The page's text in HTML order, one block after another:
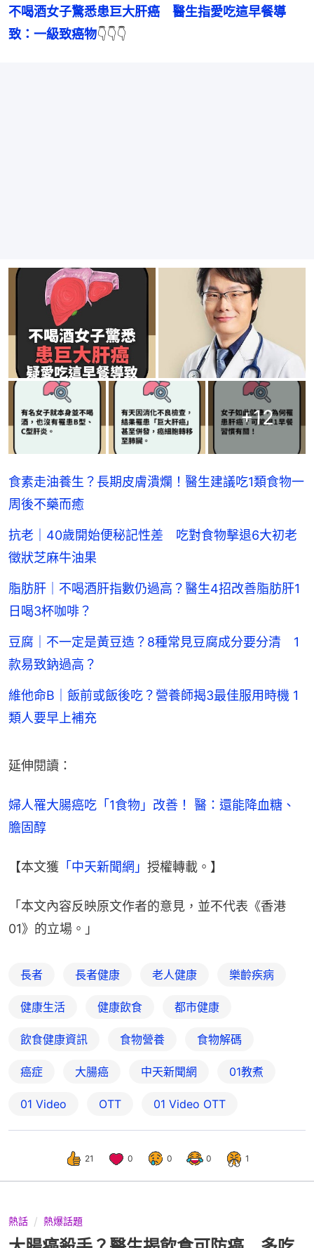
不喝酒女子驚悉患巨大肝癌　醫生指愛吃這早餐導
致：一級致癌物👇👇👇
+12
食素走油養生？長期皮膚潰爛！醫生建議吃1類食物一
周後不藥而癒
抗老｜40歲開始便秘記性差 吃對食物擊退6大初老
徵狀芝麻牛油果
脂肪肝｜不喝酒肝指數仍過高？醫生4招改善脂肪肝1
日喝3杯咖啡？
豆腐｜不一定是黃豆造？8種常見豆腐成分要分清 1
款易致鈉過高？
維他命B｜飯前或飯後吃？營養師揭3最佳服用時機 1
類人要早上補充
延伸閱讀：
婦人罹大腸癌吃「1食物」改善！ 醫：還能降血糖、
膽固醇
【本文獲 「中天新聞網」 授權轉載。】
「本文內容反映原文作者的意見，並不代表《香港
01》的立場。」
長者 長者健康 老人健康 樂齡疾病
健康生活 健康飲食 都市健康
飲食健康資訊 食物營養 食物解碼
癌症 大腸癌 中天新聞網 01教煮
01 Video OTT 01‌ ‌Video‌ ‌OTT
21 0 0 0 1
熱話 熱爆話題